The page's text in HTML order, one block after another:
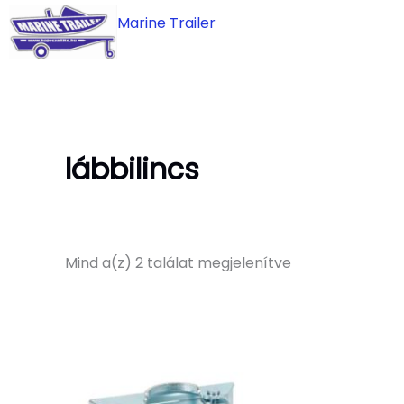
to
content
Marine Trailer
lábbilincs
Mind a(z) 2 találat megjelenítve